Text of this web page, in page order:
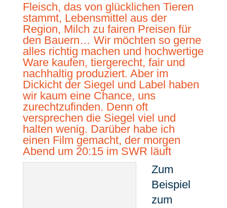
Fleisch, das von glücklichen Tieren
stammt, Lebensmittel aus der
Region, Milch zu fairen Preisen für
den Bauern… Wir möchten so gerne
alles richtig machen und hochwertige
Ware kaufen, tiergerecht, fair und
nachhaltig produziert. Aber im
Dickicht der Siegel und Label haben
wir kaum eine Chance, uns
zurechtzufinden. Denn oft
versprechen die Siegel viel und
halten wenig. Darüber habe ich
einen Film gemacht, der morgen
Abend um 20:15 im SWR läuft
Zum
Beispiel
zum